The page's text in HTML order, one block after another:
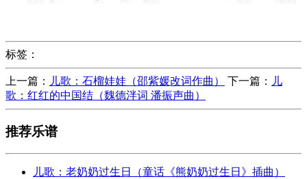
标签：
上一篇： 儿歌：石榴娃娃（邵紫媛改词作曲） 下一篇：
儿
歌：红红的中国结（魏德泮词 潘振声曲）
推荐乐谱
儿歌：老奶奶过生日（童话《熊奶奶过生日》插曲）